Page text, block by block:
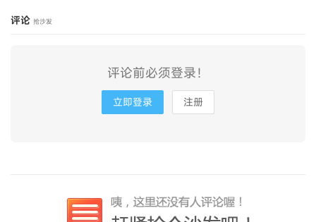
评论 抢沙发
评论前必须登录！
立即登录 注册